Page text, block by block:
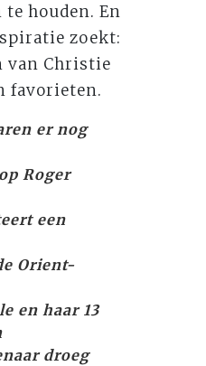
houden. En
zoekt:
van Christie
favorieten.
er nog
Roger
een
Orient-
en haar 13
droeg